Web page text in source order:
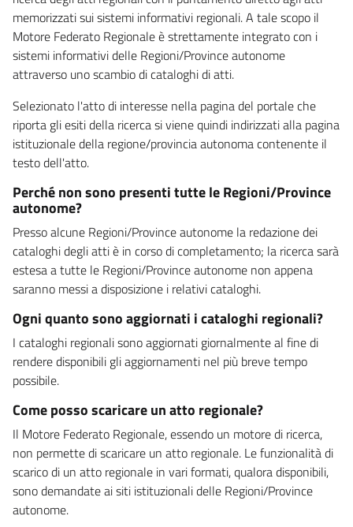
memorizzati sui sistemi informativi regionali. A tale scopo il
Motore Federato Regionale è strettamente integrato con i
sistemi informativi delle Regioni/Province autonome
attraverso uno scambio di cataloghi di atti.
Selezionato l'atto di interesse nella pagina del portale che
riporta gli esiti della ricerca si viene quindi indirizzati alla pagina
istituzionale della regione/provincia autonoma contenente il
testo dell'atto.
Perché non sono presenti tutte le Regioni/Province
autonome?
Presso alcune Regioni/Province autonome la redazione dei
cataloghi degli atti è in corso di completamento; la ricerca sarà
estesa a tutte le Regioni/Province autonome non appena
saranno messi a disposizione i relativi cataloghi.
Ogni quanto sono aggiornati i cataloghi regionali?
I cataloghi regionali sono aggiornati giornalmente al fine di
rendere disponibili gli aggiornamenti nel più breve tempo
possibile.
Come posso scaricare un atto regionale?
Il Motore Federato Regionale, essendo un motore di ricerca,
non permette di scaricare un atto regionale. Le funzionalità di
scarico di un atto regionale in vari formati, qualora disponibili,
sono demandate ai siti istituzionali delle Regioni/Province
autonome.